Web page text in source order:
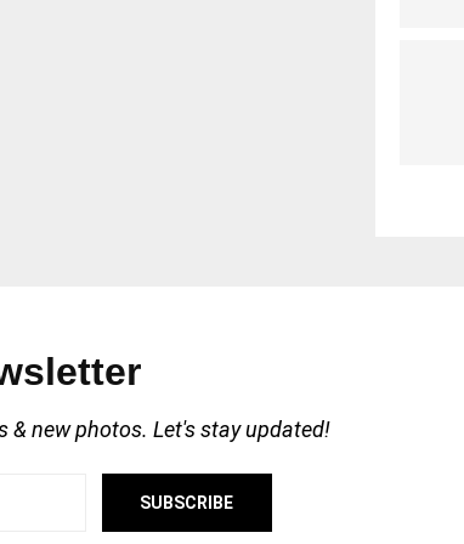
& new photos. Let's stay updated!